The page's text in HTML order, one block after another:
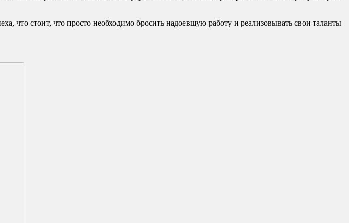
что стоит, что просто необходимо бросить надоевшую работу и реализовывать свои таланты